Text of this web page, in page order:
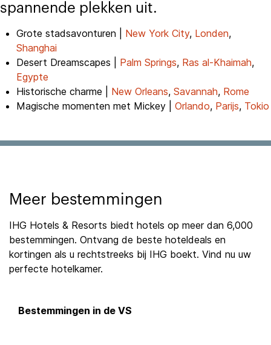
spannende plekken uit.
Grote stadsavonturen | New York City, Londen,
Shanghai
Desert Dreamscapes | Palm Springs, Ras al-Khaimah,
Egypte
Historische charme | New Orleans, Savannah, Rome
Magische momenten met Mickey | Orlando, Parijs, Tokio
Meer bestemmingen
IHG Hotels & Resorts biedt hotels op meer dan 6,000
bestemmingen. Ontvang de beste hoteldeals en
kortingen als u rechtstreeks bij IHG boekt. Vind nu uw
perfecte hotelkamer.
Bestemmingen in de VS